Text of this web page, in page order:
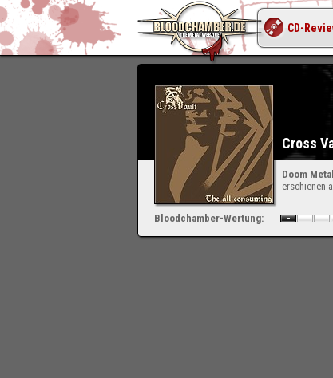
Cross
Doom Metal
erschienen
Bloodchamber-Wertung:
CD-